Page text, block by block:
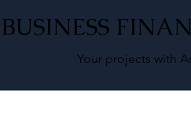
BUSINESS
Your projects with